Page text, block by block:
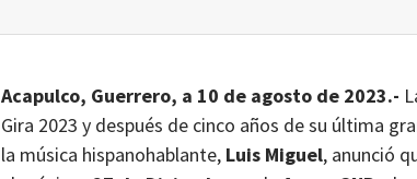
Acapulco, Guerrero, a 10 de agosto de 2023.-
Gira 2023 y después de cinco años de su última
la música hispanohablante, Luis Miguel, anunció